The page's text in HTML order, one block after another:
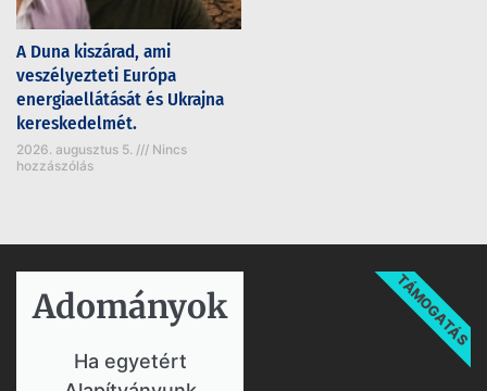
A Duna kiszárad, ami
veszélyezteti Európa
energiaellátását és Ukrajna
kereskedelmét.
2026. augusztus 5.
Nincs
hozzászólás
Adományok​
Ha egyetért
TÁMOGATÁS